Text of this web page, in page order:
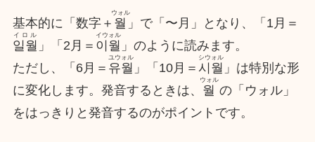
基本的に「数字＋ 월
ウォル
」で「〜月」となり、「1月＝
일월
イロル
」「2月＝ 이월
イウォル
」のように読みます。
ただし、「6月＝ 유월
ユウォル
」「10月＝ 시월
シウォル
」は特別な形
に変化します。発音するときは、 월
ウォル
の「ウォル」
をはっきりと発音するのがポイントです。